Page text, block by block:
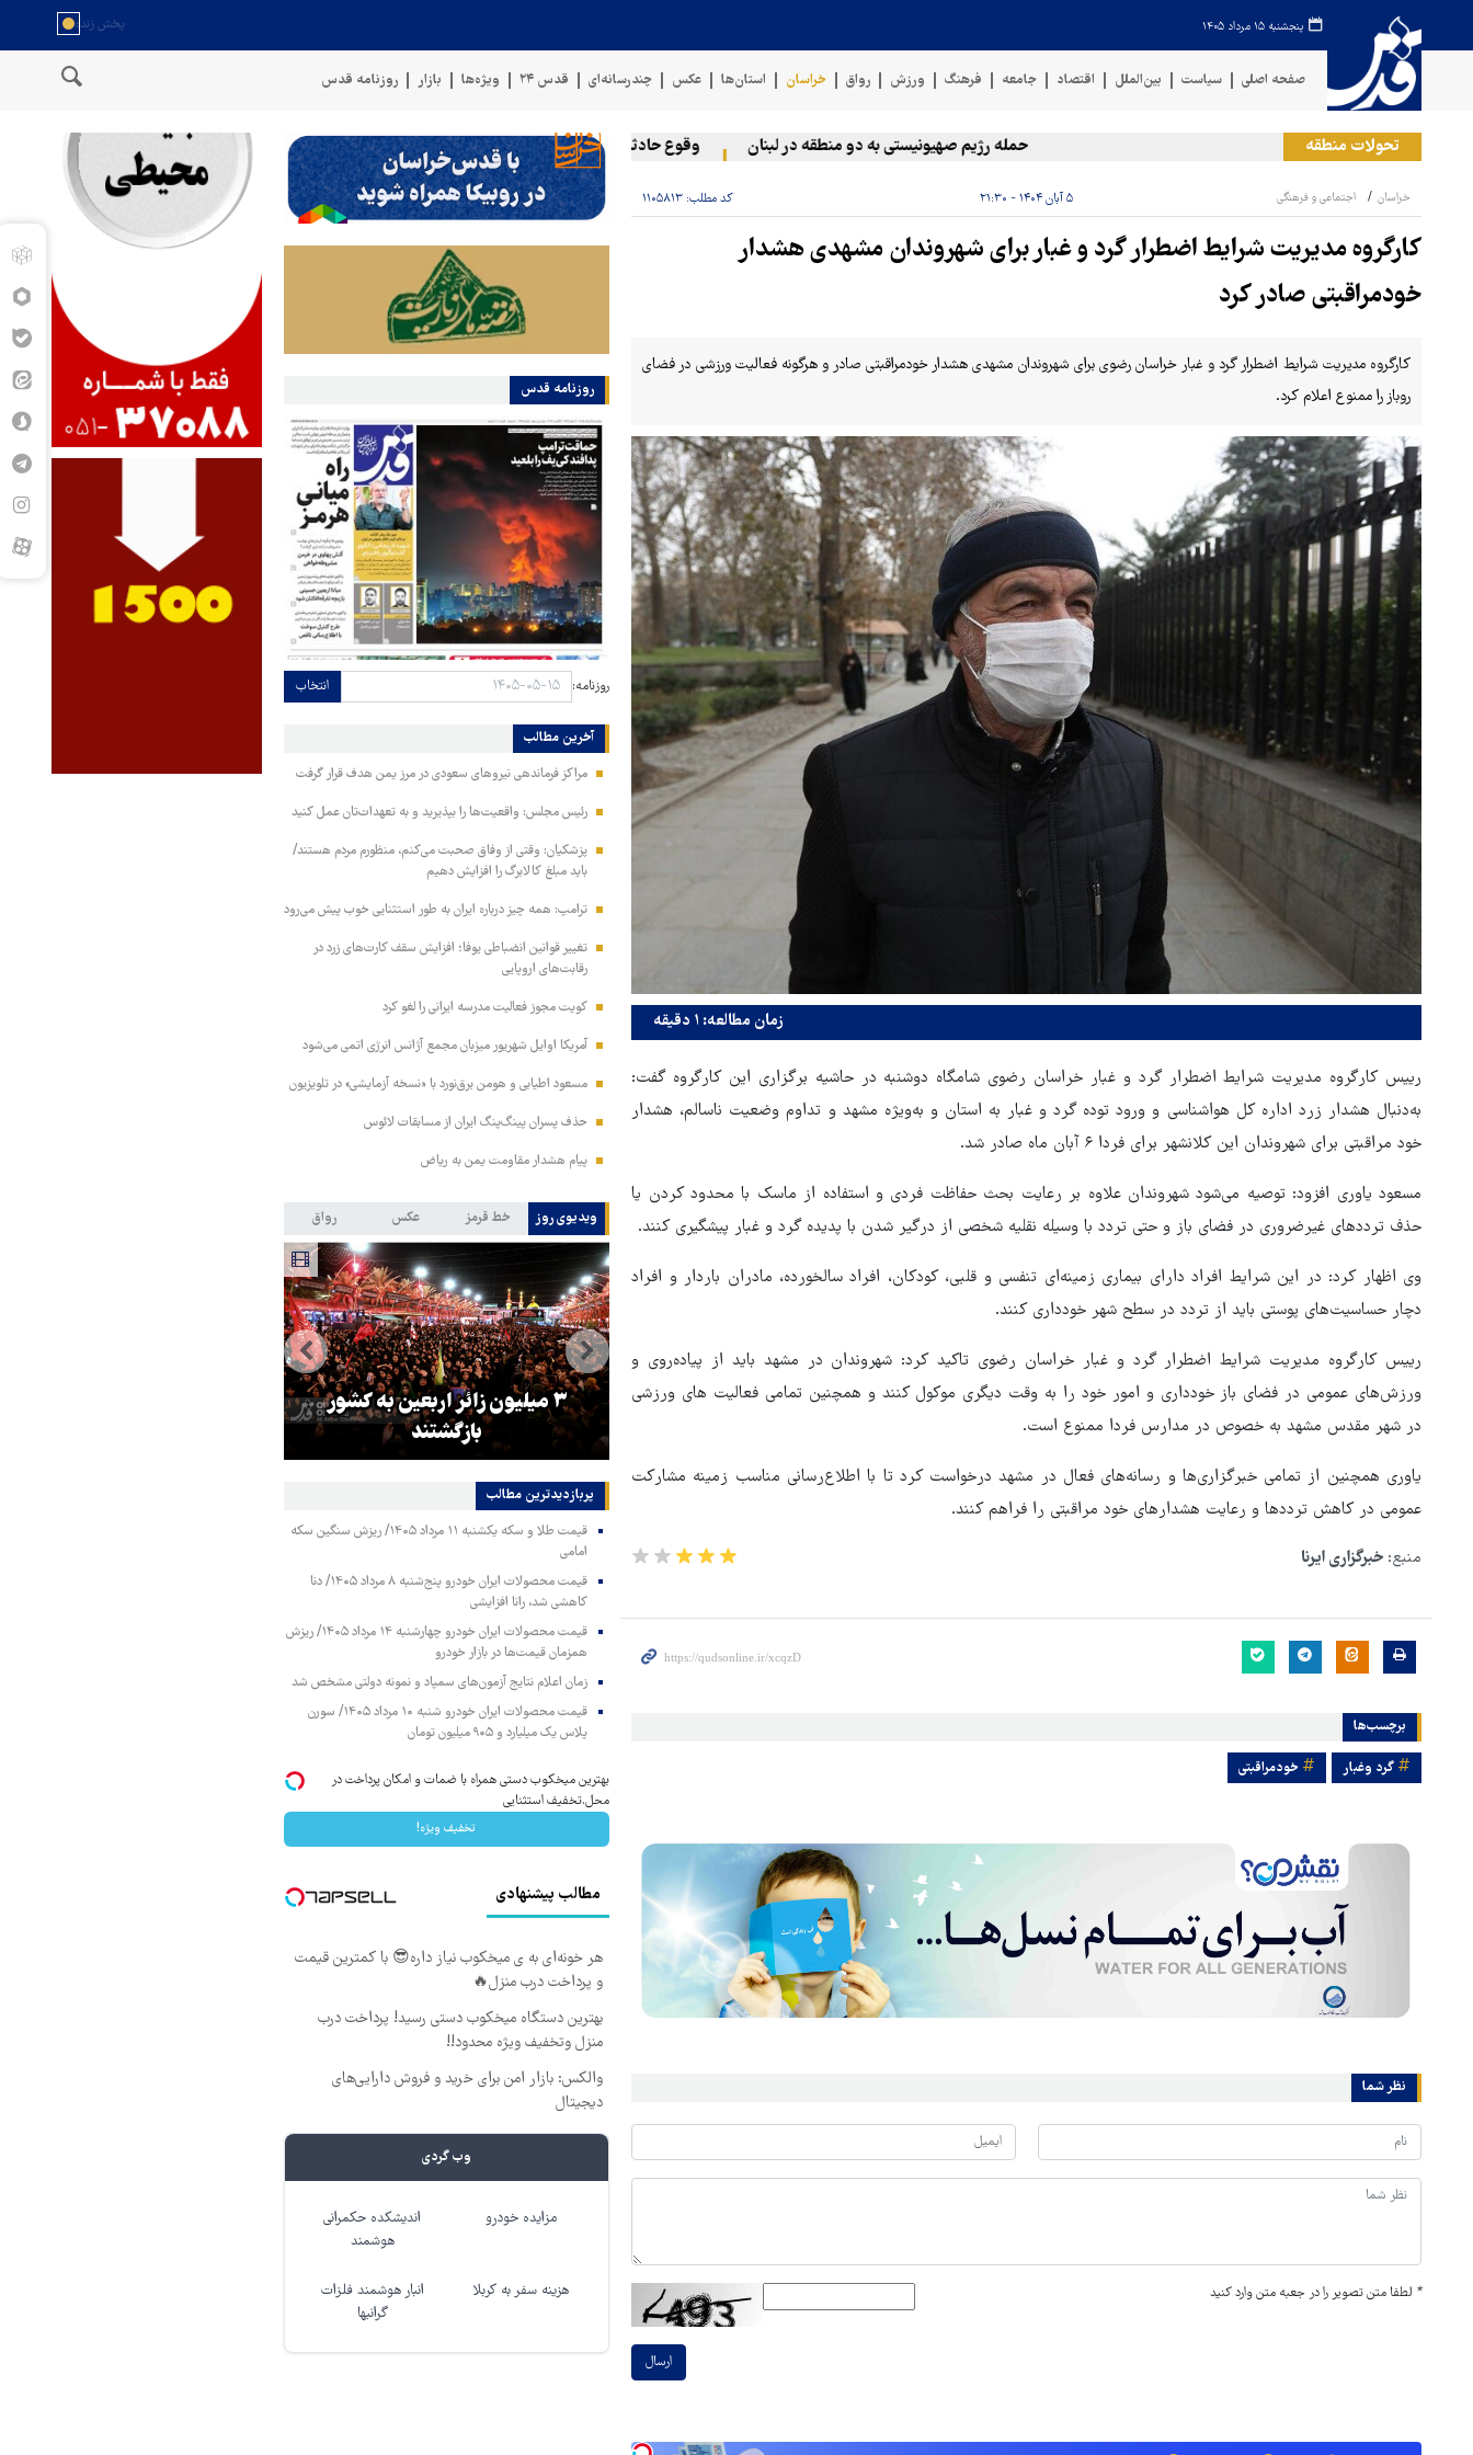
پنجشنبه ۱۵ مرداد ۱۴۰۵
صفحه اصلی سیاست بین‌الملل اقتصاد جامعه فرهنگ ورزش رواق خراسان استان‌ها عکس چندرسانه‌ای قدس ۲۴ ویژه‌ها بازار روزنامه قدس
تحولات منطقه حمله رژیم صهیونیستی به دو منطقه در لبنان وقوع حادثه دریایی در سواحل عمان سخنگوی نیروهای مسلح یمن: کشتی نفتی عربستان را با موشک
خراسان اجتماعی و فرهنگی ۵ آبان ۱۴۰۴ - ۲۱:۳۰ کد مطلب: ۱۱۰۵۸۱۳
کارگروه مدیریت شرایط اضطرار گرد و غبار برای شهروندان مشهدی هشدار
خودمراقبتی صادر کرد
کارگروه مدیریت شرایط اضطرار گرد و غبار خراسان رضوی برای شهروندان مشهدی هشدار خودمراقبتی صادر و هرگونه فعالیت ورزشی در فضای
روباز را ممنوع اعلام کرد.
زمان مطالعه: ۱ دقیقه
رییس کارگروه مدیریت شرایط اضطرار گرد و غبار خراسان رضوی شامگاه دوشنبه در حاشیه برگزاری این کارگروه گفت:
به‌دنبال هشدار زرد اداره کل هواشناسی و ورود توده گرد و غبار به استان و به‌ویژه مشهد و تداوم وضعیت ناسالم، هشدار
خود مراقبتی برای شهروندان این کلانشهر برای فردا ۶ آبان ماه صادر شد.
مسعود یاوری افزود: توصیه می‌شود شهروندان علاوه بر رعایت بحث حفاظت فردی و استفاده از ماسک با محدود کردن یا
حذف ترددهای غیرضروری در فضای باز و حتی تردد با وسیله نقلیه شخصی از درگیر شدن با پدیده گرد و غبار پیشگیری کنند.
وی اظهار کرد: در این شرایط افراد دارای بیماری زمینه‌ای تنفسی و قلبی، کودکان، افراد سالخورده، مادران باردار و افراد
دچار حساسیت‌های پوستی باید از تردد در سطح شهر خودداری کنند.
رییس کارگروه مدیریت شرایط اضطرار گرد و غبار خراسان رضوی تاکید کرد: شهروندان در مشهد باید از پیاده‌روی و
ورزش‌های عمومی در فضای باز خودداری و امور خود را به وقت دیگری موکول کنند و همچنین تمامی فعالیت های ورزشی
در شهر مقدس مشهد به خصوص در مدارس فردا ممنوع است.
یاوری همچنین از تمامی خبرگزاری‌ها و رسانه‌های فعال در مشهد درخواست کرد تا با اطلاع‌رسانی مناسب زمینه مشارکت
عمومی در کاهش ترددها و رعایت هشدارهای خود مراقبتی را فراهم کنند.
منبع: خبرگزاری ایرنا
برچسب‌ها
گرد وغبار خودمراقبتی
نظر شما
* لطفا متن تصویر را در جعبه متن وارد کنید
ارسال
روزنامه قدس
روزنامه: انتخاب
آخرین مطالب
مراکز فرماندهی نیروهای سعودی در مرز یمن هدف قرار گرفت
رئیس مجلس: واقعیت‌ها را بپذیرید و به تعهدات‌تان عمل کنید
پزشکیان: وقتی از وفاق صحبت می‌کنم، منظورم مردم هستند/
باید مبلغ کالابرگ را افزایش دهیم
ترامپ: همه چیز درباره ایران به طور استثنایی خوب پیش می‌رود
تغییر قوانین انضباطی یوفا؛ افزایش سقف کارت‌های زرد در
رقابت‌های اروپایی
کویت مجوز فعالیت مدرسه ایرانی را لغو کرد
آمریکا اوایل شهریور میزبان مجمع آژانس انرژی اتمی می‌شود
مسعود اطیابی و هومن برق‌نورد با «نسخه آزمایشی» در تلویزیون
حذف پسران پینگ‌پنگ ایران از مسابقات لائوس
پیام هشدار مقاومت یمن به ریاض
ویدیوی روز خط قرمز عکس رواق
هماهنگی محور مقاومت، آمریکا را
در منطقه درمانده کرد
ترامپ نماد فساد، اقتدارگرایی و
۳ میلیون زائر اربعین به کشور
بازگشتند
پربازدیدترین‌ مطالب
قیمت طلا و سکه یکشنبه ۱۱ مرداد ۱۴۰۵/ ریزش سنگین سکه
امامی
قیمت محصولات ایران خودرو پنج‌شنبه ۸ مرداد ۱۴۰۵/ دنا
کاهشی شد، رانا افزایشی
قیمت محصولات ایران خودرو چهارشنبه ۱۴ مرداد ۱۴۰۵/ ریزش
همزمان قیمت‌ها در بازار خودرو
زمان اعلام نتایج آزمون‌های سمپاد و نمونه دولتی مشخص شد
قیمت محصولات ایران خودرو شنبه ۱۰ مرداد ۱۴۰۵/ سورن
پلاس یک میلیارد و ۹۰۵ میلیون تومان
بهترین میخکوب دستی همراه با ضمات و امکان پرداخت در
محل.تخفیف استثنایی
تخفیف ویژه!
مطالب پیشنهادی
هر خونه‌ای به ی میخکوب نیاز داره😎 با کمترین قیمت
و پرداخت درب منزل🔥
بهترین دستگاه میخکوب دستی رسید! پرداخت درب
منزل وتخفیف ویژه محدود!!
والکس: بازار امن برای خرید و فروش دارایی‌های
دیجیتال
وب گردی
مزایده خودرو
اندیشکده حکمرانی
هوشمند
هزینه سفر به کربلا
انبار هوشمند فلزات
گرانبها